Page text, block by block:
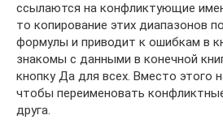
ссылаются на конфликтующие
то копирование этих диапазонов
формулы и приводит к ошибкам в
знакомы с данными в конечной
кнопку Да для всех. Вместо этого
чтобы переименовать
друга.